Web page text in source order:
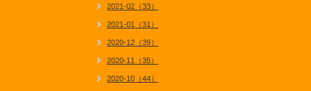
2021-02（33）
2021-01（31）
2020-12（39）
2020-11（35）
2020-10（44）